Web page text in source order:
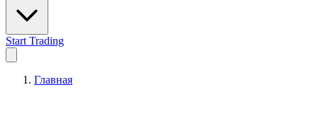
Start Trading
Главная